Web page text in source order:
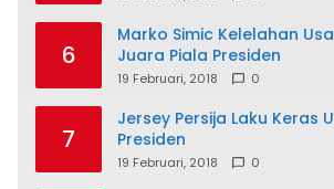
6
Marko Simic Kelelahan
Juara Piala Presiden
19 Februari, 2018 0
7
Jersey Persija Laku Keras
Presiden
19 Februari, 2018 0